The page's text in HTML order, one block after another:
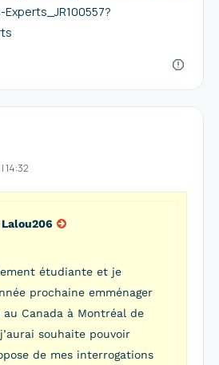
|14:32
Lalou206
étudiante et je
prochaine emménager
au Canada à Montréal de
souhaite pouvoir
de mes interrogations